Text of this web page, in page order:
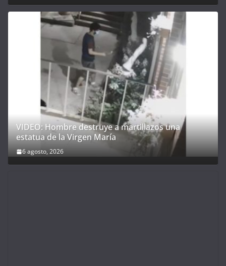
VIDEO: Hombre destruye a martillazos una
estatua de la Virgen María
6 agosto, 2026